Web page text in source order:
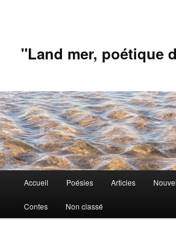
"Land mer, poétique
principal
Accueil Poésies Articles
Contes Non classé